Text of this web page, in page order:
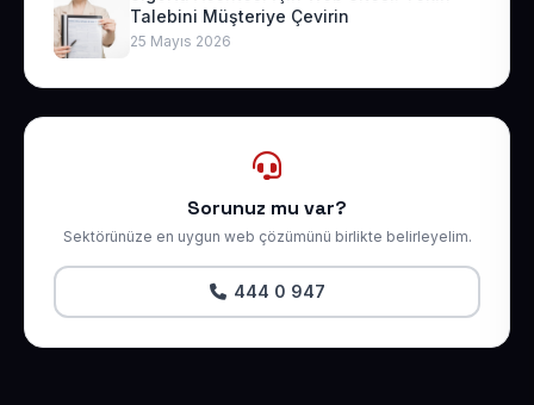
Talebini Müşteriye Çevirin
25 Mayıs 2026
Sorunuz mu var?
Sektörünüze en uygun web çözümünü birlikte belirleyelim.
444 0 947